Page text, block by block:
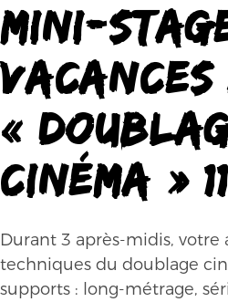
MINI-
«
cinéma »
Durant 3 après-midis, votre
techniques du doublage
supports : long-métrage,